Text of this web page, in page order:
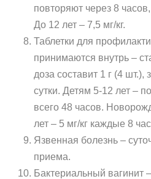
повторяют через 8
До 12 лет – 7,5 мг/кг.
Таблетки для
принимаются внутрь –
доза составит 1 г (4
сутки. Детям 5-12 лет –
всего 48 часов.
лет – 5 мг/кг каждые 8
Язвенная болезнь –
приема.
Бактериальный вагинит